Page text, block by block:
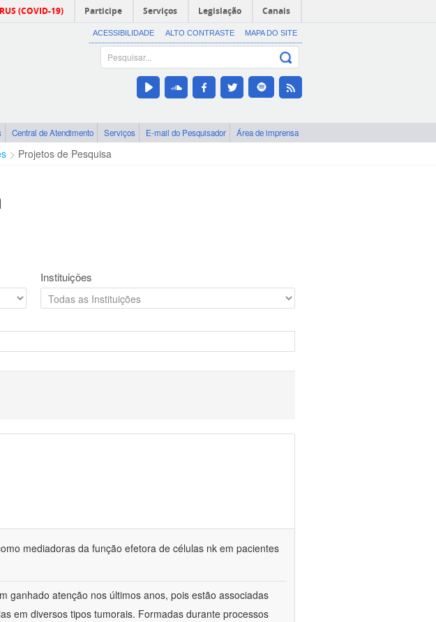
(COVID-19) Participe Serviços Legislação Canais
ACESSIBILIDADE ALTO CONTRASTE MAPA DO SITE
Central de Atendimento Serviços E-mail do Pesquisador Área de imprensa
Projetos de Pesquisa
Instituições
mediadoras da função efetora de células nk em pacientes
ganhado atenção nos últimos anos, pois estão associadas
em diversos tipos tumorais. Formadas durante processos